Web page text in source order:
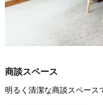
商談スペース
明るく清潔な商談スペース